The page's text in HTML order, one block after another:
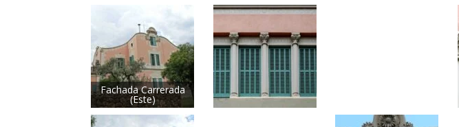
Fachada Carrerada
(Este)